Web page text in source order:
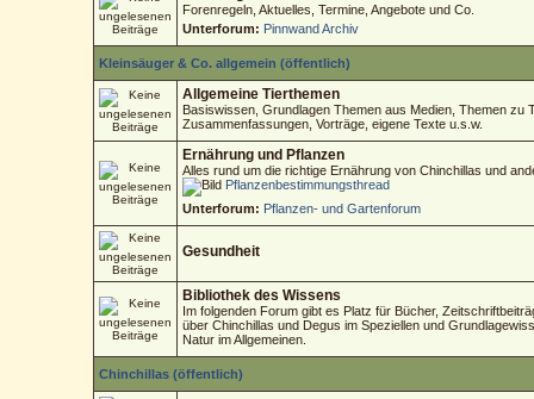
Forenregeln, Aktuelles, Termine, Angebote und Co.
Unterforum: Pinnwand Archiv
Kleinsäuger & Co. allgemein (öffentlich)
Allgemeine Tierthemen
Basiswissen, Grundlagen Themen aus Medien, Themen zu
Zusammenfassungen, Vorträge, eigene Texte u.s.w.
Ernährung und Pflanzen
Alles rund um die richtige Ernährung von Chinchillas und
Pflanzenbestimmungsthread
Unterforum: Pflanzen- und Gartenforum
Gesundheit
Bibliothek des Wissens
Im folgenden Forum gibt es Platz für Bücher,
über Chinchillas und Degus im Speziellen und
Natur im Allgemeinen.
Chinchillas (öffentlich)